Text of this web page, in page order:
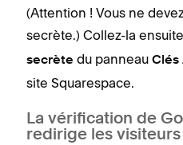
(Attention ! Vous ne
secrète.) Collez-la
secrète du panneau Clés
site Squarespace.
La vérification de
redirige les